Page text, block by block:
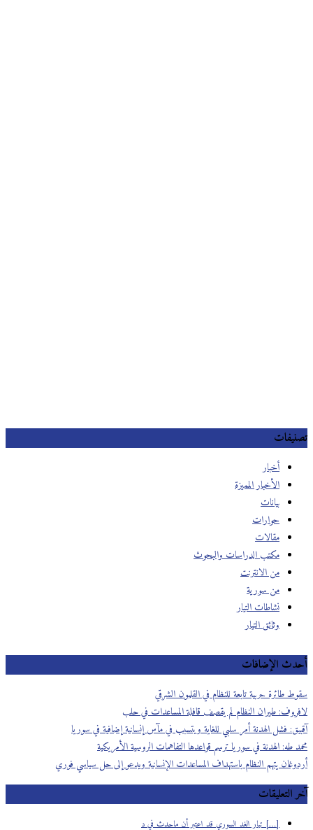
تصنيفات
أخبار
الأخبار المميزة
بيانات
حوارات
مقالات
مكتب الدراسات والبحوث
من الانترنت
من سورية
نشاطات التيار
وثائق التيار
أحدث الإضافات
سقوط طائرة حربية تابعة للنظام في القلمون الشرقي
لافروف: طيران النظام لم يقصف قافلة المساعدات في حلب
آقبيق: فشل الهدنة أمر سلبي للغاية ويتسبب في مآس إنسانية إضافية في سوريا
محمد طه: الهدنة في سوريا ترسم قواعدها التفاهمات الروسية الأمريكية
أردوغان يتهم النظام باستهداف المساعدات الإنسانية ويدعو إلى حل سياسي فوري
آخر التعليقات
[…] تيار الغد السوري قد اعتبر أن ماحدث في د